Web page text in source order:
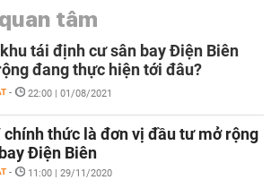
tâm
tái định cư sân bay Điện Biên
đang thực hiện tới đâu?
- 22:00 | 01/08/2021
chính thức là đơn vị đầu tư mở rộng
Điện Biên
- 11:00 | 29/11/2020